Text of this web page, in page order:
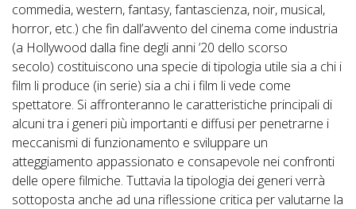
commedia, western, fantasy, fantascienza, noir, musical,
horror, etc.) che fin dall’avvento del cinema come industria
(a Hollywood dalla fine degli anni ’20 dello scorso
secolo) costituiscono una specie di tipologia utile sia a chi i
film li produce (in serie) sia a chi i film li vede come
spettatore. Si affronteranno le caratteristiche principali di
alcuni tra i generi più importanti e diffusi per penetrarne i
meccanismi di funzionamento e sviluppare un
atteggiamento appassionato e consapevole nei confronti
delle opere filmiche. Tuttavia la tipologia dei generi verrà
sottoposta anche ad una riflessione critica per valutarne la